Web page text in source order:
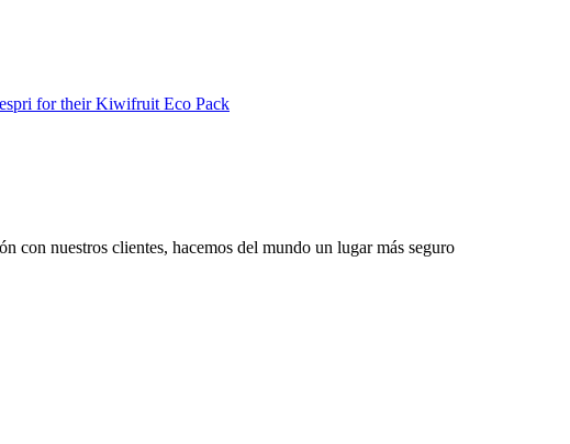
con nuestros clientes, hacemos del mundo un lugar más seguro